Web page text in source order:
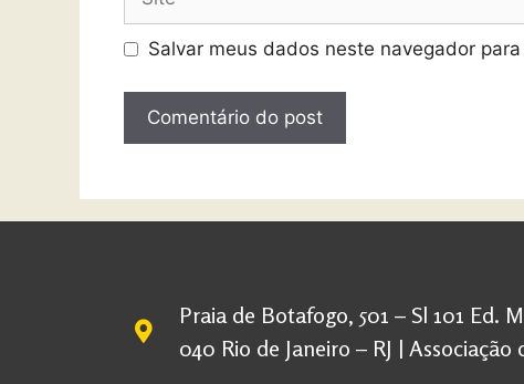
Salvar meus dados neste navegador
Praia de Botafogo, 501 – Sl 101 Ed.
040 Rio de Janeiro – RJ |